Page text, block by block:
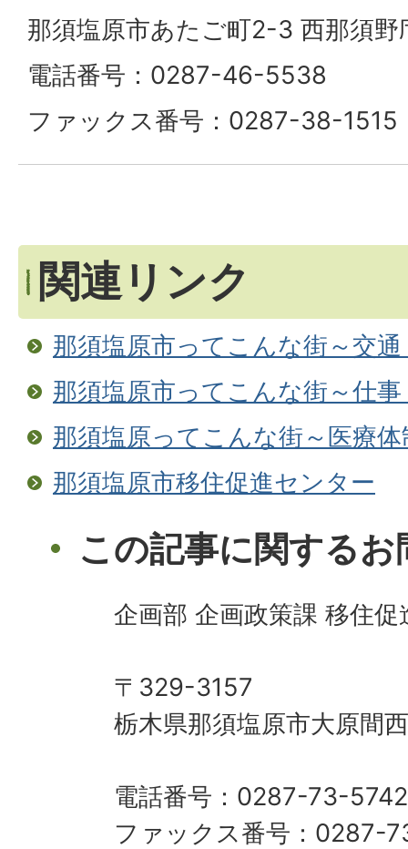
那須塩原市あたご町2-3 西那須野
電話番号：0287-46-5538
ファックス番号：0287-38-1515
関連リンク
那須塩原市ってこんな街～交
那須塩原市ってこんな街～仕
那須塩原ってこんな街～医療体
那須塩原市移住促進センター
この記事に関する
企画部 企画政策課 移住
〒329-3157
栃木県那須塩原市大原間
電話番号：0287-73-5742
ファックス番号：0287-